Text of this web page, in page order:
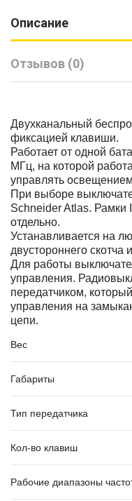
Описание
Отзывов (0)
Двухканальный
фиксацией клавиши.
Работает от одной
МГц, на которой
управлять
При выборе
Schneider Atlas. Рамки
отдельно.
Устанавливается на
двустороннего скотча
Для работы
управления.
передатчиком,
управления на
цепи.
Вес
Габариты
Тип передатчика
Кол-во клавиш
Рабочие диапазоны